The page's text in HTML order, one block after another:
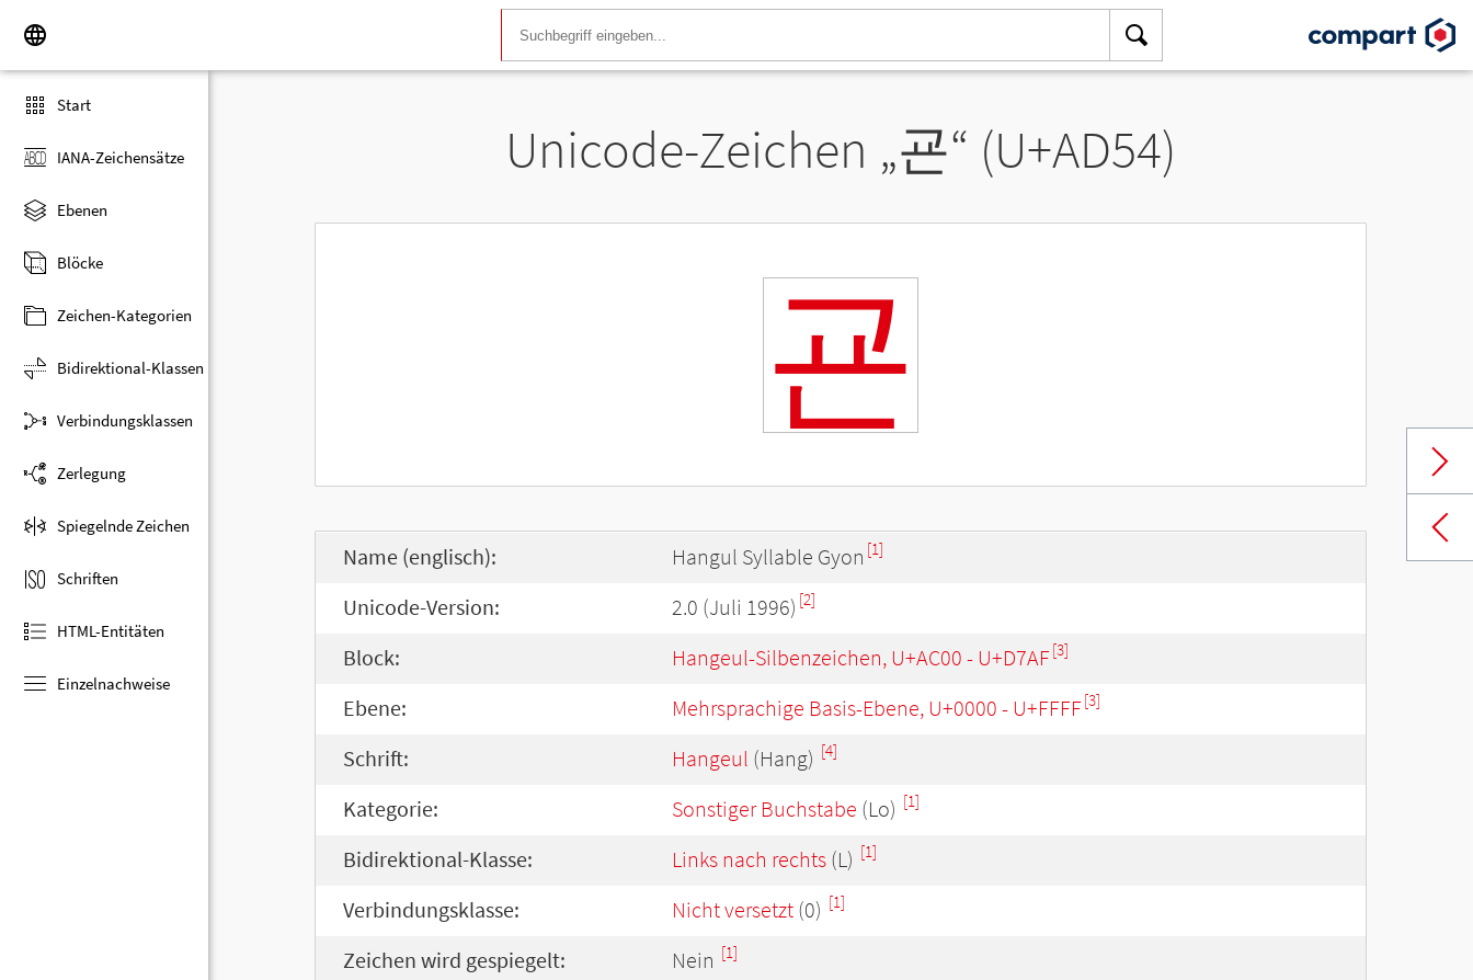
Start
IANA-Zeichensätze
Ebenen
Blöcke
Zeichen-Kategorien
Bidirektional-Klassen
Verbindungsklassen
Zerlegung
Spiegelnde Zeichen
Schriften
HTML-Entitäten
Einzelnachweise
Unicode-Zeichen „굔“ (U+AD54)
굔
Name (englisch): Hangul Syllable Gyon [1]
Unicode-Version: 2.0 (Juli 1996) [2]
Block: Hangeul-Silbenzeichen, U+AC00 - U+D7AF[3]
Ebene: Mehrsprachige Basis-Ebene, U+0000 - U+FFFF[3]
Schrift: Hangeul (Hang) [4]
Kategorie: Sonstiger Buchstabe (Lo) [1]
Bidirektional-Klasse: Links nach rechts (L) [1]
Verbindungsklasse: Nicht versetzt (0) [1]
Zeichen wird gespiegelt: Nein [1]